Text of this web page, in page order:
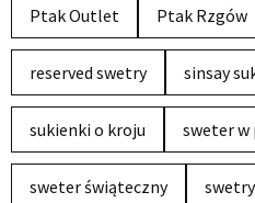
Ptak Outlet Ptak Rzgów
reserved swetry sinsay
sukienki o kroju sweter w
sweter świąteczny